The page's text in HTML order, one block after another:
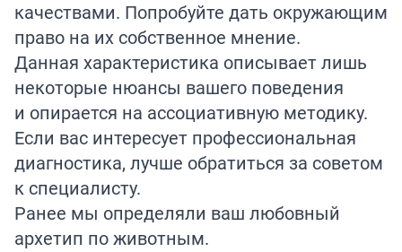
качествами. Попробуйте дать окружающим
право на их собственное мнение.
Данная характеристика описывает лишь
некоторые нюансы вашего поведения
и опирается на ассоциативную методику.
Если вас интересует профессиональная
диагностика, лучше обратиться за советом
к специалисту.
Ранее мы определяли ваш любовный
архетип поживотным.